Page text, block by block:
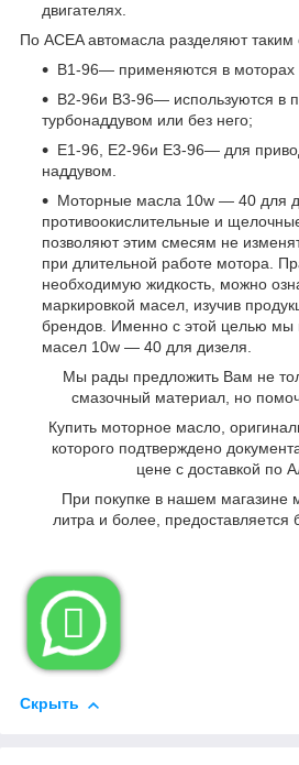
двигателях.
По ACEA автомасла разделяют таким
B1-96— применяются в моторах
B2-96и B3-96— используются в
турбонаддувом или без него;
E1-96, E2-96и E3-96— для
наддувом.
Моторные масла 10w — 40 для
противоокислительные и
позволяют этим смесям не
при длительной работе мотора.
необходимую жидкость, можно
маркировкой масел, изучив
брендов. Именно с этой целью мы
масел 10w — 40 для дизеля.
Мы рады предложить Вам не
смазочный материал, но
Купить моторное масло,
которого подтверждено
цене с доставкой по
При покупке в нашем магазине
литра и более, предоставляется

Скрыть